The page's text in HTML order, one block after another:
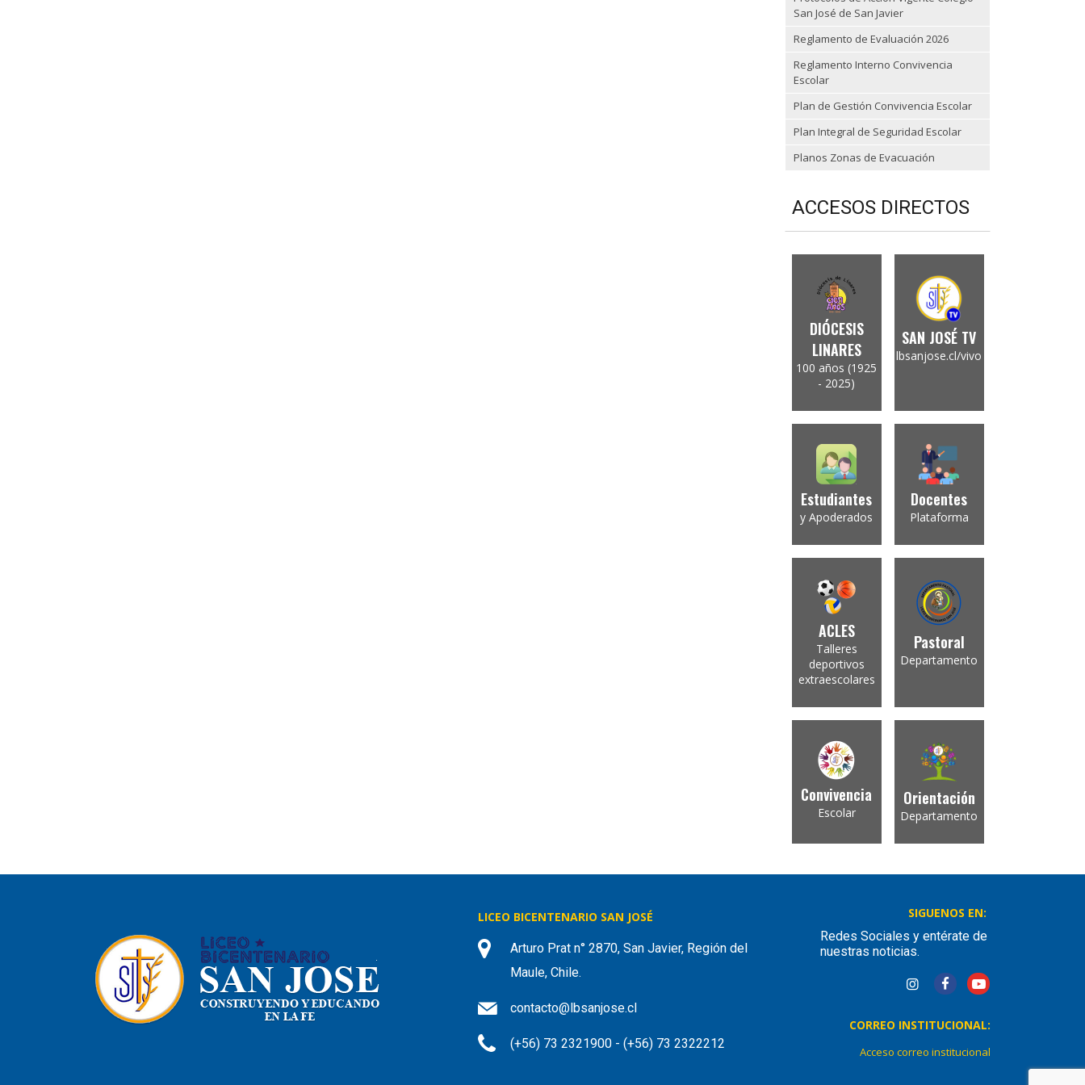
San José de San Javier
Reglamento de Evaluación 2026
Reglamento Interno Convivencia
Escolar
Plan de Gestión Convivencia Escolar
Plan Integral de Seguridad Escolar
Planos Zonas de Evacuación
ACCESOS DIRECTOS
DIÓCESIS
LINARES
100 años (1925
- 2025)
SAN JOSÉ TV
lbsanjose.cl/vivo
Estudiantes
y Apoderados
Docentes
Plataforma
ACLES
Talleres
deportivos
extraescolares
Pastoral
Departamento
Convivencia
Escolar
Orientación
Departamento
LICEO BICENTENARIO SAN JOSÉ
Arturo Prat n° 2870, San Javier, Región del
Maule, Chile.
contacto@lbsanjose.cl
(+56) 73 2321900 - (+56) 73 2322212
SIGUENOS EN:
Redes Sociales y entérate de
nuestras noticias.
CORREO INSTITUCIONAL:
Acceso correo institucional